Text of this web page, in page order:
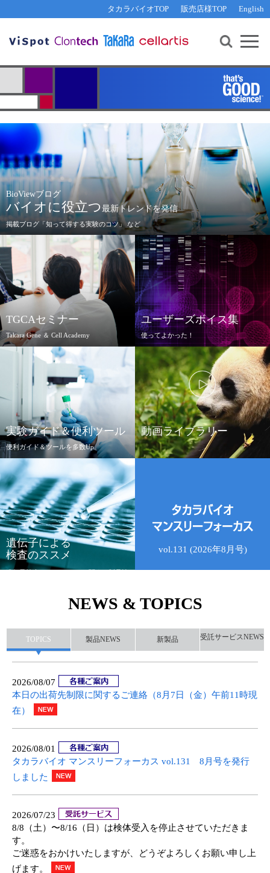
タカラバイオTOP 販売店様TOP English
機能解析・サイレンシング
PCR・等温増幅
リアルタイムPCR（qPCR）
装置・ソフトウェア
サンプル請求
テクニカルサポートライン
その他 ライセンスに関するご相談
遺伝子組換え生物該当製品
研究支援ツール
Cut-Site Navigator 制限酵素切断サイトの検索
In-Fusion Cloning プライマー設計
リアルタイムPCR （インターカレーター法）
プライマー検索・注文
リアルタイムPCR （プローブ法）
プライマー・プローブ検索・注文
機器ソフトウェア・ベクター配列ダウンロード
ラーニングセンター
実験ガイド
リアルタイムPCR実験ガイド
遺伝子検査ガイド（食品・水質・家畜他）
NGSポータルサイト
幹細胞・再生医療研究ガイド
クローニング実験ガイド
細胞選択ガイド
エピジェネティクス実験ガイド
RNAi実験ガイド
アプリケーションノート
プロトコール集
ユーザーズボイス集
お問い合わせ WEB会員登録
BioViewブログ
バイオに役立つ最新トレンドを発信
掲載ブログ「知って得する実験のコツ」 など
専門分野だけでなく、幅広い情報を
手に入れたい方にピッタリです。
研究者の皆様にわかりやすいブログを目指していきます。
もっと見る
TGCAセミナー
Takara Gene ＆ Cell Academy
細胞、遺伝子、タンパク質と様々な分野
のセミナーを開催。
もっと見る
ユーザーズボイス集
使ってよかった！
実際に使用されたユーザー様からのうれ
しいお声を集めました。試してみたかっ
た製品の選択のご参考にぜひご覧くださ
い！
もっと見る
実験ガイド＆便利ツール
便利ガイド＆ツールを多数Up
実験のポイントをまとめたわかりやすい
ガイドや、プライマー設計、制限酵素検
索ツールなど
もっと見る
動画ライブラリー
もっと見る
遺伝子による
検査のススメ
遺伝子検査（qPCR/PCR）に関する製品情
vol.131 (2026年8月号)
NEWS & TOPICS
TOPICS 製品NEWS 新製品 受託サービスNEWS
2026/08/07
本日の出荷先制限に関するご連絡（8月7日（金）午前11時現
在）
2026/08/01
タカラバイオ マンスリーフォーカス vol.131 8月号を発行
しました
2026/07/23
8/8（土）〜8/16（日）は検体受入を停止させていただきま
す。
ご迷惑をおかけいたしますが、どうぞよろしくお願い申し上
げます。